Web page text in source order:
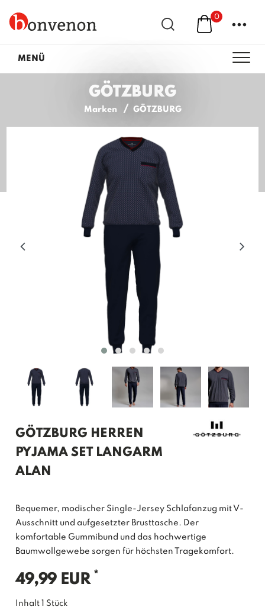
0 ...
MENÜ
GÖTZBURG
Marken GÖTZBURG
GÖTZBURG HERREN
PYJAMA SET LANGARM
ALAN
Bequemer, modischer Single-Jersey Schlafanzug mit V-
Ausschnitt und aufgesetzter Brusttasche. Der
komfortable Gummibund und das hochwertige
Baumwollgewebe sorgen für höchsten Tragekomfort.
49,99 EUR *
Inhalt1Stück